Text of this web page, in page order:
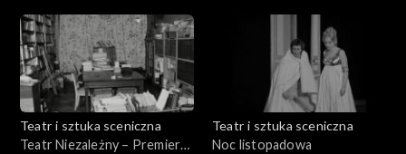
Teatr i sztuka sceniczna
Teatr Niezależny – Premiera
Teatr i sztuka sceniczna
Noc listopadowa